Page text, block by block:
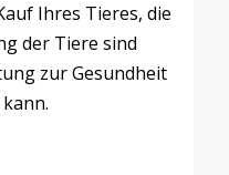
Ihres Tieres, die
der Tiere sind
zur Gesundheit